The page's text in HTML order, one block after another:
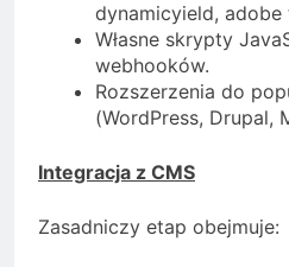
dynamicyield, adobe
Własne skrypty
webhooków.
Rozszerzenia do
(WordPress, Drupal,
Integracja z CMS
Zasadniczy etap obejmuje: